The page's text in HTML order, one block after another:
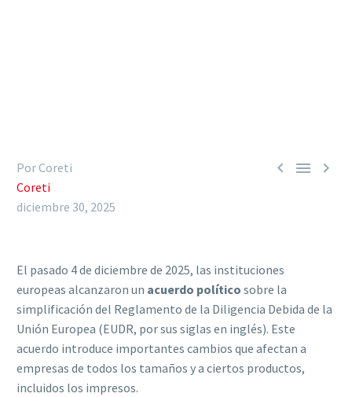
  
Por Coreti
Coreti
diciembre 30, 2025
El pasado 4 de diciembre de 2025, las instituciones
europeas alcanzaron un acuerdo político sobre la
simplificación del Reglamento de la Diligencia Debida de la
Unión Europea (EUDR, por sus siglas en inglés). Este
acuerdo introduce importantes cambios que afectan a
empresas de todos los tamaños y a ciertos productos,
incluidos los impresos.